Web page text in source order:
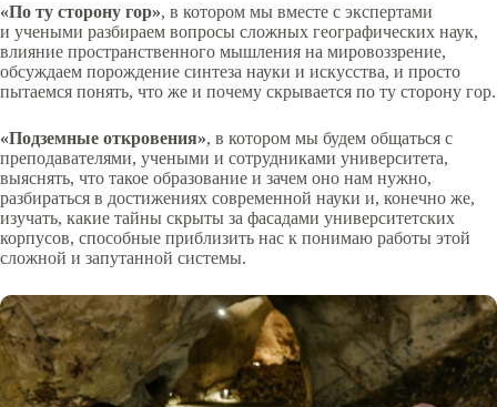
«По ту сторону гор», в котором мы вместе с экспертами
и учеными разбираем вопросы сложных географических наук,
влияние пространственного мышления на мировоззрение,
обсуждаем порождение синтеза науки и искусства, и просто
пытаемся понять, что же и почему скрывается по ту сторону гор.
«Подземные откровения», в котором мы будем общаться с
преподавателями, учеными и сотрудниками университета,
выяснять, что такое образование и зачем оно нам нужно,
разбираться в достижениях современной науки и, конечно же,
изучать, какие тайны скрыты за фасадами университетских
корпусов, способные приблизить нас к понимаю работы этой
сложной и запутанной системы.